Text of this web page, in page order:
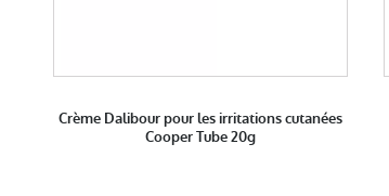
Crème Dalibour pour les irritations cutanées
Cooper Tube 20g